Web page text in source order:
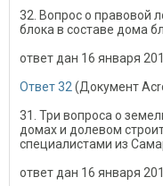
32. Вопрос о правовой
блока в составе дома
ответ дан 16 января
Ответ 32 (Документ
31. Три вопроса о
домах и долевом
специалистами из
ответ дан 16 января